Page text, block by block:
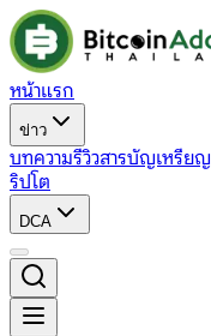
หน้าแรก
ข่าว
บทความรีวิวสารบัญเหรียญ
ริปโต
DCA